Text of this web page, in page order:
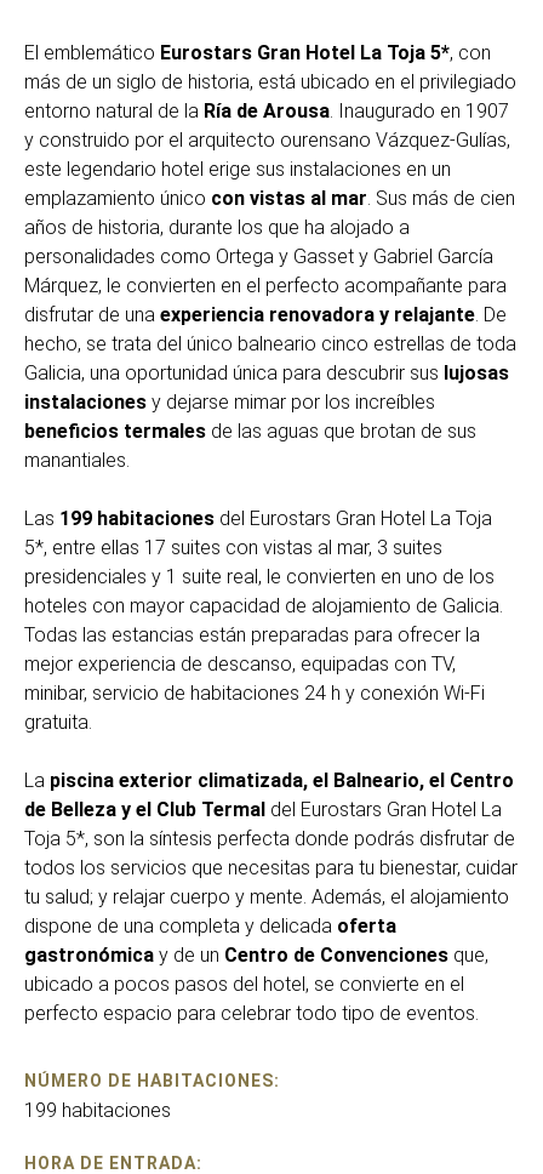
El emblemático Eurostars Gran Hotel La Toja 5*, con
más de un siglo de historia, está ubicado en el privilegiado
entorno natural de la Ría de Arousa. Inaugurado en 1907
y construido por el arquitecto ourensano Vázquez-Gulías,
este legendario hotel erige sus instalaciones en un
emplazamiento único con vistas al mar. Sus más de cien
años de historia, durante los que ha alojado a
personalidades como Ortega y Gasset y Gabriel García
Márquez, le convierten en el perfecto acompañante para
disfrutar de una experiencia renovadora y relajante. De
hecho, se trata del único balneario cinco estrellas de toda
Galicia, una oportunidad única para descubrir sus lujosas
instalaciones y dejarse mimar por los increíbles
beneficios termales de las aguas que brotan de sus
manantiales.
Las 199 habitaciones del Eurostars Gran Hotel La Toja
5*, entre ellas 17 suites con vistas al mar, 3 suites
presidenciales y 1 suite real, le convierten en uno de los
hoteles con mayor capacidad de alojamiento de Galicia.
Todas las estancias están preparadas para ofrecer la
mejor experiencia de descanso, equipadas con TV,
minibar, servicio de habitaciones 24 h y conexión Wi-Fi
gratuita.
La piscina exterior climatizada, el Balneario, el Centro
de Belleza y el Club Termal del Eurostars Gran Hotel La
Toja 5*, son la síntesis perfecta donde podrás disfrutar de
todos los servicios que necesitas para tu bienestar, cuidar
tu salud; y relajar cuerpo y mente. Además, el alojamiento
dispone de una completa y delicada oferta
gastronómica y de un Centro de Convenciones que,
ubicado a pocos pasos del hotel, se convierte en el
perfecto espacio para celebrar todo tipo de eventos.
NÚMERO DE HABITACIONES:
199 habitaciones
HORA DE ENTRADA: